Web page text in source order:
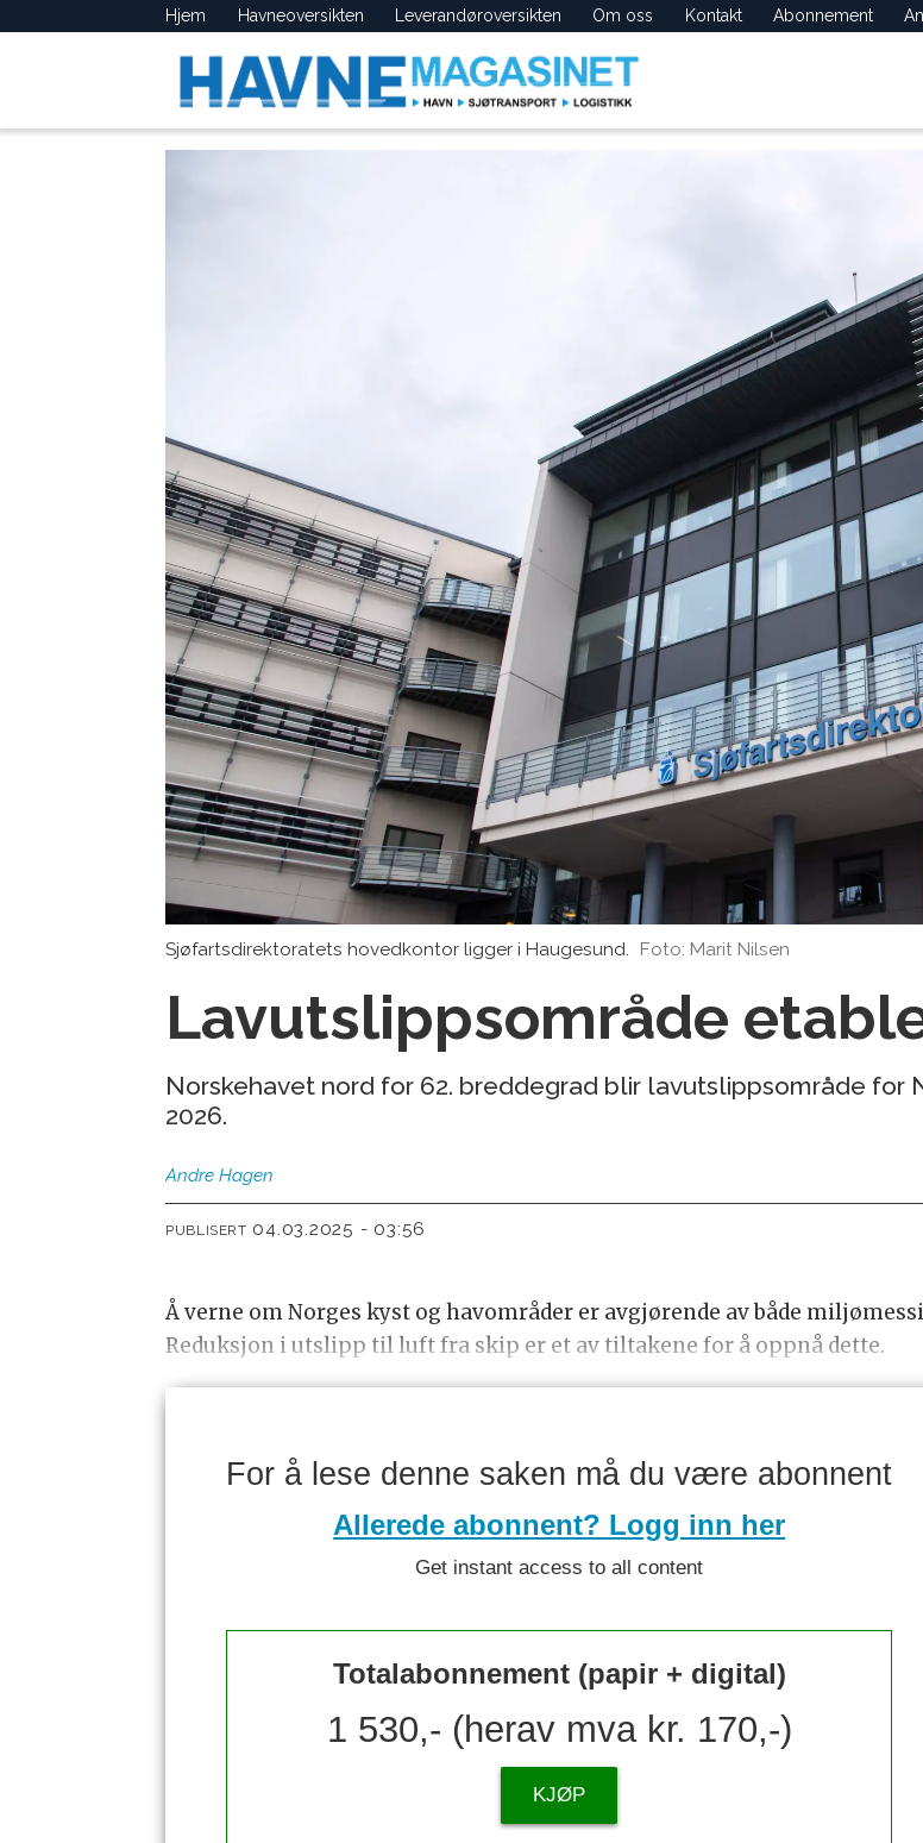
Hjem Havneoversikten Leverandøroversikten Om oss Kontakt Abonnement
Sjøfartsdirektoratets hovedkontor ligger i Haugesund. Foto: Marit Nilsen
Lavutslippsområde
Norskehavet nord for 62. breddegrad blir lavutslippsområde for
2026.
Andre Hagen
PUBLISERT 04.03.2025 - 03:56
Å verne om Norges kyst og havområder er avgjørende av både
Reduksjon i utslipp til luft fra skip er et av tiltakene for å oppnå dette.
For å lese denne saken må du være abonnent
Allerede abonnent? Logg inn her
Get instant access to all content
Totalabonnement (papir + digital)
1 530,- (herav mva kr. 170,-)
KJØP